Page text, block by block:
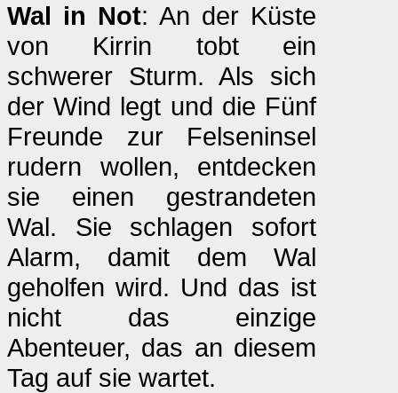
Wal in Not: An der Küste
von Kirrin tobt ein
schwerer Sturm. Als sich
der Wind legt und die Fünf
Freunde zur Felseninsel
rudern wollen, entdecken
sie einen gestrandeten
Wal. Sie schlagen sofort
Alarm, damit dem Wal
geholfen wird. Und das ist
nicht das einzige
Abenteuer, das an diesem
Tag auf sie wartet.